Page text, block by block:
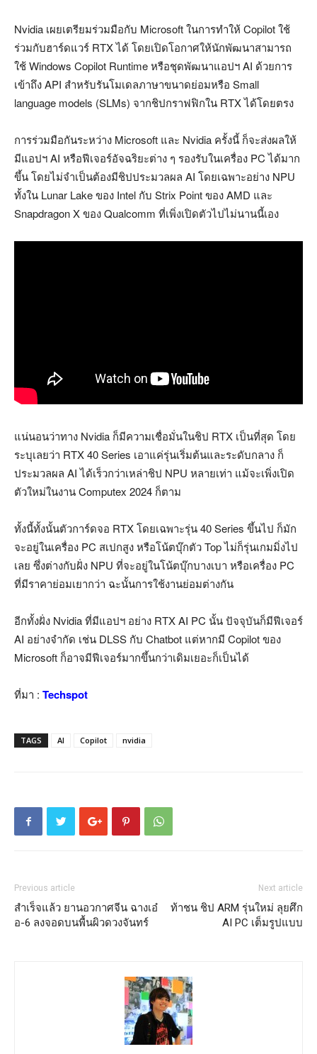
Nvidia เผยเตรียมร่วมมือกับ Microsoft ในการทำให้ Copilot ใช้
ร่วมกับฮาร์ดแวร์ RTX ได้ โดยเปิดโอกาศให้นักพัฒนาสามารถ
ใช้ Windows Copilot Runtime หรือชุดพัฒนาแอปฯ AI ด้วยการ
เข้าถึง API สำหรับรันโมเดลภาษาขนาดย่อมหรือ Small
language models (SLMs) จากชิปกราฟฟิกใน RTX ได้โดยตรง
การร่วมมือกันระหว่าง Microsoft และ Nvidia ครั้งนี้ ก็จะส่งผลให้
มีแอปฯ AI หรือฟีเจอร์อัจฉริยะต่าง ๆ รองรับในเครื่อง PC ได้มาก
ขึ้น โดยไม่จำเป็นต้องมีชิปประมวลผล AI โดยเฉพาะอย่าง NPU
ทั้งใน Lunar Lake ของ Intel กับ Strix Point ของ AMD และ
Snapdragon X ของ Qualcomm ที่เพิ่งเปิดตัวไปไม่นานนี้เอง
แน่นอนว่าทาง Nvidia ก็มีความเชื่อมั่นในชิป RTX เป็นที่สุด โดย
ระบุเลยว่า RTX 40 Series เอาแค่รุ่นเริ่มต้นและระดับกลาง ก็
ประมวลผล AI ได้เร็วกว่าเหล่าชิป NPU หลายเท่า แม้จะเพิ่งเปิด
ตัวใหม่ในงาน Computex 2024 ก็ตาม
ทั้งนี้ทั้งนั้นตัวการ์ดจอ RTX โดยเฉพาะรุ่น 40 Series ขึ้นไป ก็มัก
จะอยู่ในเครื่อง PC สเปกสูง หรือโน้ตบุ๊กตัว Top ไม่ก็รุ่นเกมมิ่งไป
เลย ซึ่งต่างกับฝั่ง NPU ที่จะอยู่ในโน้ตบุ๊กบางเบา หรือเครื่อง PC
ที่มีราคาย่อมเยากว่า ฉะนั้นการใช้งานย่อมต่างกัน
อีกทั้งฝั่ง Nvidia ที่มีแอปฯ อย่าง RTX AI PC นั้น ปัจจุบันก็มีฟีเจอร์
AI อย่างจำกัด เช่น DLSS กับ Chatbot แต่หากมี Copilot ของ
Microsoft ก็อาจมีฟีเจอร์มากขึ้นกว่าเดิมเยอะก็เป็นได้
ที่มา : Techspot
TAGS AI Copilot nvidia
Previous article
สำเร็จแล้ว ยานอวกาศจีน ฉางเอ๋
อ-6 ลงจอดบนพื้นผิวดวงจันทร์
Next article
ท้าชน ชิป ARM รุ่นใหม่ ลุยศึก
AI PC เต็มรูปแบบ